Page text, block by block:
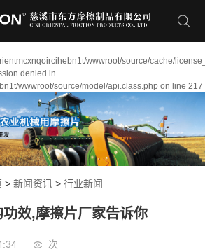
wwwroot/source/cache/
denied in
wwwroot/source/model/api.class.php on line 217
> 新闻资讯 > 行业新闻
效,摩擦片厂家告诉你
次